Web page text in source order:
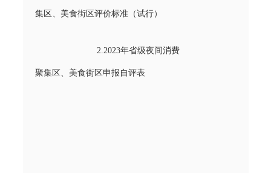
集区、美食街区评价标准（试行）
2.2023年省级夜间消费
聚集区、美食街区申报自评表